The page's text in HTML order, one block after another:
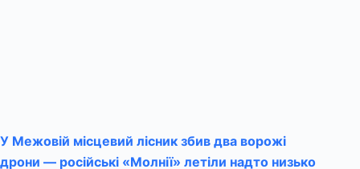
У Межовій місцевий лісник збив два ворожі
дрони — російські «Молнії» летіли надто низько